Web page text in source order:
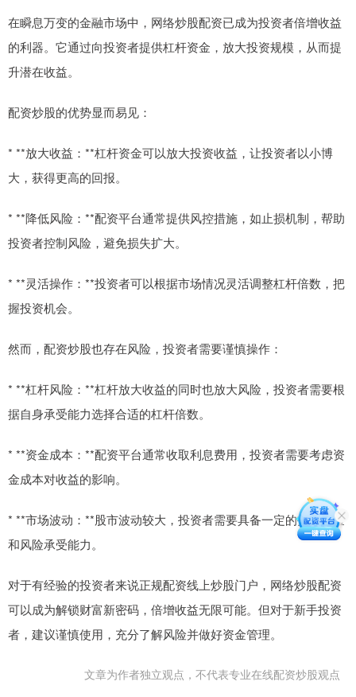
在瞬息万变的金融市场中，网络炒股配资已成为投资者倍增收益
的利器。它通过向投资者提供杠杆资金，放大投资规模，从而提
升潜在收益。
配资炒股的优势显而易见：
* **放大收益：**杠杆资金可以放大投资收益，让投资者以小博
大，获得更高的回报。
* **降低风险：**配资平台通常提供风控措施，如止损机制，帮助
投资者控制风险，避免损失扩大。
* **灵活操作：**投资者可以根据市场情况灵活调整杠杆倍数，把
握投资机会。
然而，配资炒股也存在风险，投资者需要谨慎操作：
* **杠杆风险：**杠杆放大收益的同时也放大风险，投资者需要根
据自身承受能力选择合适的杠杆倍数。
* **资金成本：**配资平台通常收取利息费用，投资者需要考虑资
金成本对收益的影响。
* **市场波动：**股市波动较大，投资者需要具备一定的投资经验
和风险承受能力。
对于有经验的投资者来说正规配资线上炒股门户，网络炒股配资
可以成为解锁财富新密码，倍增收益无限可能。但对于新手投资
者，建议谨慎使用，充分了解风险并做好资金管理。
文章为作者独立观点，不代表专业在线配资炒股观点